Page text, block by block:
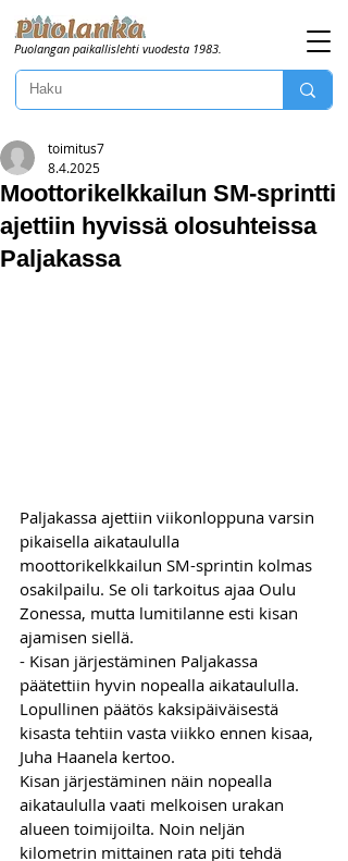
Puolangan paikallislehti vuodesta 1983.
Moottorikelkkailun SM-sprintti
ajettiin hyvissä olosuhteissa
Paljakassa
toimitus7
8.4.2025
Paljakassa ajettiin viikonloppuna varsin
pikaisella aikataululla
moottorikelkkailun SM-sprintin kolmas
osakilpailu. Se oli tarkoitus ajaa Oulu
Zonessa, mutta lumitilanne esti kisan
ajamisen siellä.
- Kisan järjestäminen Paljakassa
päätettiin hyvin nopealla aikataululla.
Lopullinen päätös kaksipäiväisestä
kisasta tehtiin vasta viikko ennen kisaa,
Juha Haanela kertoo.
Kisan järjestäminen näin nopealla
aikataululla vaati melkoisen urakan
alueen toimijoilta. Noin neljän
kilometrin mittainen rata piti tehdä